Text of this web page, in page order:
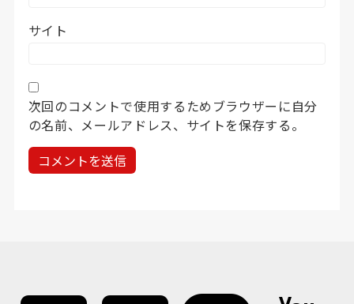
サイト
次回のコメントで使用するためブラウザーに自分
の名前、メールアドレス、サイトを保存する。